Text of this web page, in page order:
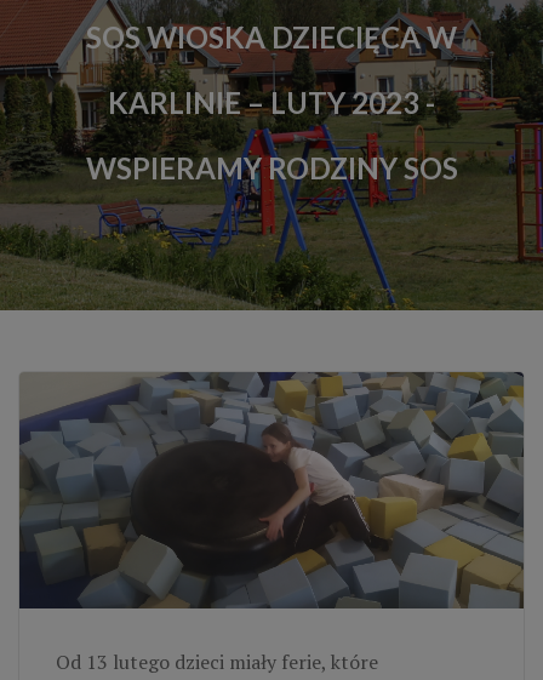
SOS WIOSKA DZIECIĘCA W
KARLINIE – LUTY 2023 -
WSPIERAMY RODZINY SOS
Od 13 lutego dzieci miały ferie, które